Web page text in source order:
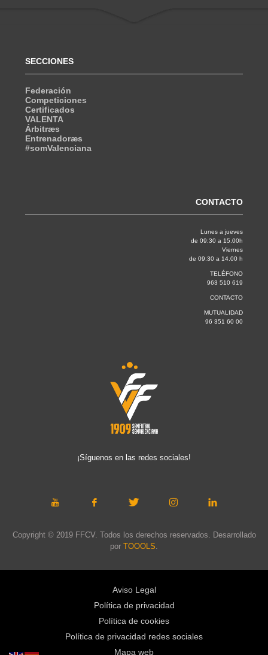
SECCIONES
Federación
Competiciones
Certificados
VALENTA
Árbitræs
Entrenadoræs
#somValenciana
CONTACTO
Lunes a jueves
de 09:30 a 15.00h
Viernes
de 09:30 a 14.00 h
TELÉFONO
963 510 619
CONTACTO
MUTUALIDAD
96 351 60 00
¡Síguenos en las redes sociales!
Copyright © 2019 FFCV. Todos los derechos reservados. Desarrollado
por TOOOLS.
Aviso Legal
Política de privacidad
Política de cookies
Política de privacidad redes sociales
Mapa web